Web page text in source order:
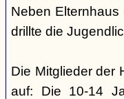
Neben
drillte die
Die Mitglieder der
auf: Die 10-14